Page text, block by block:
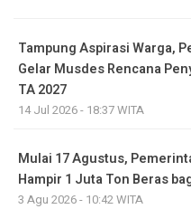
Tampung Aspirasi Warga,
Gelar Musdes Rencana
TA 2027
14 Jul 2026 - 18:37 WITA
Mulai 17 Agustus,
Hampir 1 Juta Ton Beras
3 Agu 2026 - 10:42 WITA